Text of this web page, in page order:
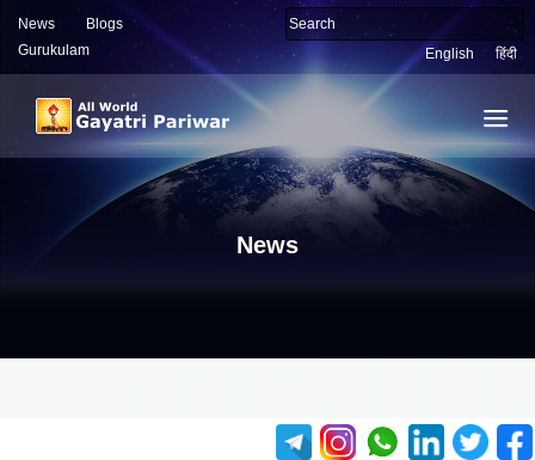
News
Blogs
Gurukulam
English हिंदी
News